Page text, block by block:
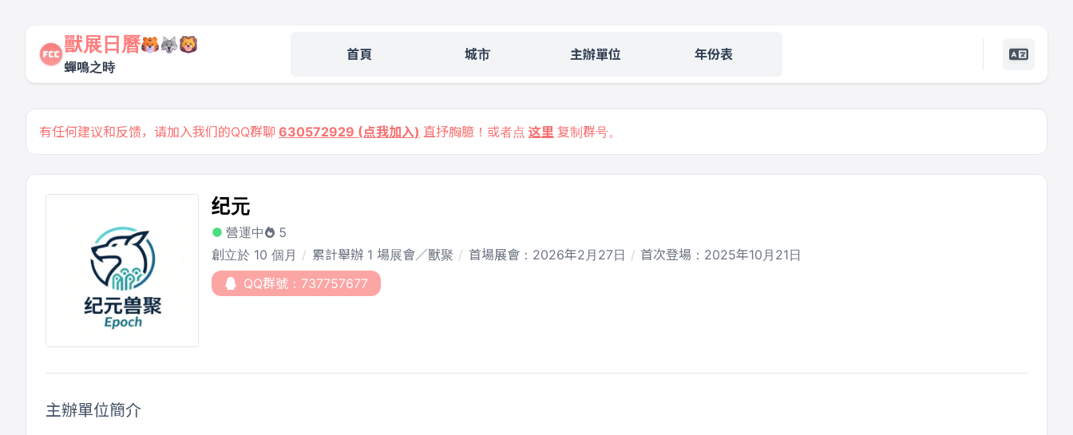
獸展日曆
蟬鳴之時
首頁 城市 主辦單位 年份表
有任何建议和反馈，请加入我们的QQ群聊 630572929 (点我加入) 直抒胸臆！或者点 这里 复制群号。
纪元
營運中
5
創立於 10 個月
累計舉辦 1 場展會／獸聚 首場展會：2026年2月27日
首次登場：2025年10月21日
QQ群號：737757677
主辦單位簡介